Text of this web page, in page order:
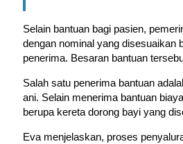
Selain bantuan bagi pasien,
dengan nominal yang disesuaikan
penerima. Besaran bantuan
Salah satu penerima bantuan
ani. Selain menerima bantuan
berupa kereta dorong bayi yang
Eva menjelaskan, proses